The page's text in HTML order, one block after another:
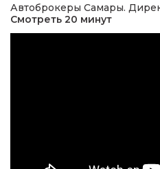
Автоброкеры Самары.
Смотреть 20 минут